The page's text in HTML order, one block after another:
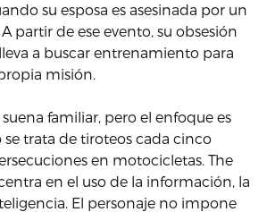
su esposa es asesinada por un
partir de ese evento, su obsesión
a buscar entrenamiento para
misión.
familiar, pero el enfoque es
trata de tiroteos cada cinco
en motocicletas. The
en el uso de la información, la
El personaje no impone